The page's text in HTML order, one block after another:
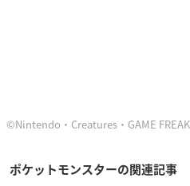
©Nintendo・Creatures・GAME
ポケットモンスターの関連記事